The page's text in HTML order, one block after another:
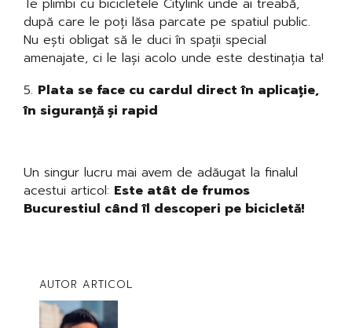
Te plimbi cu bicicletele Citylink unde ai treabă,
după care le poți lăsa parcate pe spatiul public.
Nu ești obligat să le duci în spații special
amenajate, ci le lași acolo unde este destinația ta!
Plata se face cu cardul direct în aplicație,
în siguranță și rapid
Un singur lucru mai avem de adăugat la finalul
acestui articol: Este atât de frumos
Bucurestiul când îl descoperi pe bicicletă!
AUTOR ARTICOL